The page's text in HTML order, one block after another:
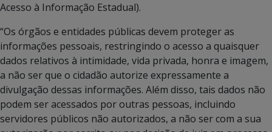
Acesso à Informação Estadual).
“Os órgãos e entidades públicas devem proteger as
informações pessoais, restringindo o acesso a quaisquer
dados relativos à intimidade, vida privada, honra e imagem,
a não ser que o cidadão autorize expressamente a
divulgação dessas informações. Além disso, tais dados não
podem ser acessados por outras pessoas, incluindo
servidores públicos não autorizados, a não ser com a sua